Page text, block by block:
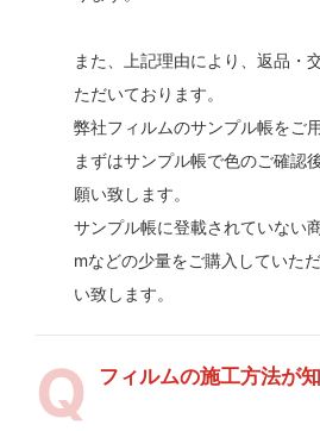
また、上記理由により、返品・
ただいております。
弊社フィルムのサンプル帳をご
まずはサンプル帳で色のご確認
願い致します。
サンプル帳に登載されていない
mなどの少量をご購入していた
い致します。
フィルムの施工方法が